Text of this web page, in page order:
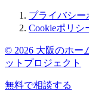
プライバシー
Cookieポリシ
© 2026 大阪のホー
ットプロジェクト
無料で相談する